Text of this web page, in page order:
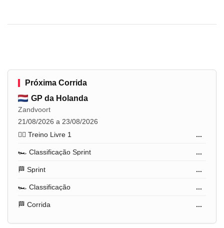
Próxima Corrida
GP da Holanda
Zandvoort
21/08/2026 a 23/08/2026
🏋️‍♂️ Treino Livre 1
...
🏎️ Classificação Sprint ...
🏁 Sprint ...
🏎️ Classificação ...
🏁 Corrida ...